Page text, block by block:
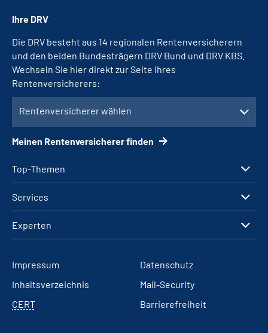
Top-Themen
Services
Experten
Ihre DRV
Die DRV besteht aus 14 regionalen Rentenversicherern
und den beiden Bundesträgern DRV Bund und DRV KBS.
Wechseln Sie hier direkt zur Seite Ihres
Rentenversicherers:
Rentenversicherer wählen
Meinen Rentenversicherer finden
Impressum
Datenschutz
Inhaltsverzeichnis
Mail-Security
CERT
Barrierefreiheit